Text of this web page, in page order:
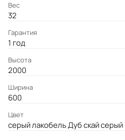
Вес
32
Гарантия
1 год
Высота
2000
Ширина
600
Цвет
серый лакобель Дуб скай серый